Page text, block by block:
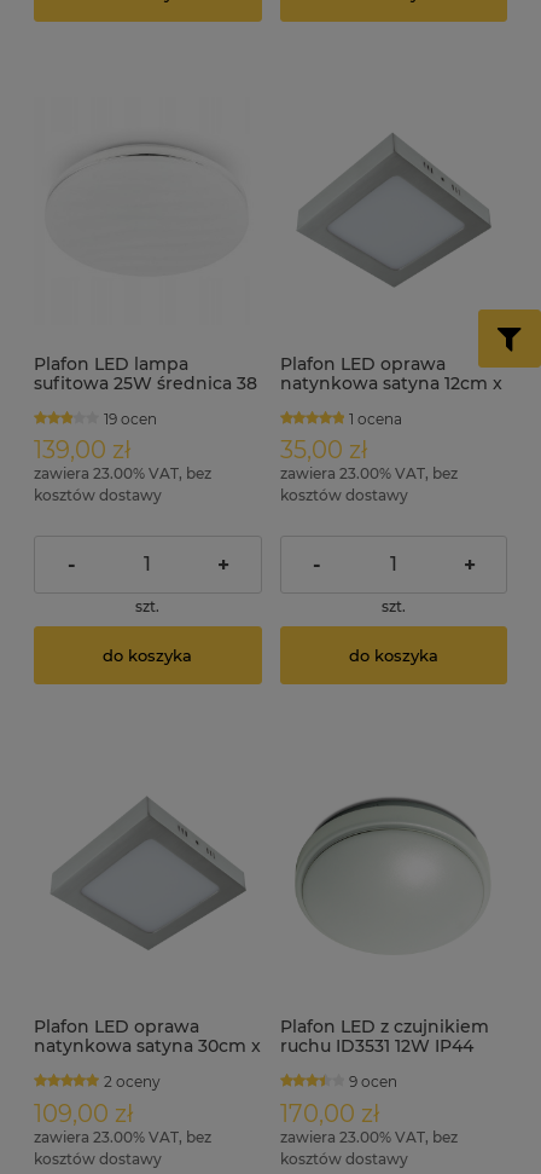
Plafon LED lampa
sufitowa 25W średnica 38
19 ocen
139,00 zł
zawiera 23.00% VAT, bez
kosztów dostawy
- +
szt.
do koszyka
Plafon LED oprawa
natynkowa satyna 12cm x
1 ocena
35,00 zł
zawiera 23.00% VAT, bez
kosztów dostawy
- +
szt.
do koszyka
Plafon LED oprawa
natynkowa satyna 30cm x
ID3279 2 oceny
109,00 zł
zawiera 23.00% VAT, bez
kosztów dostawy
Plafon LED z czujnikiem
ruchu ID3531 12W IP44
9 ocen
170,00 zł
zawiera 23.00% VAT, bez
kosztów dostawy